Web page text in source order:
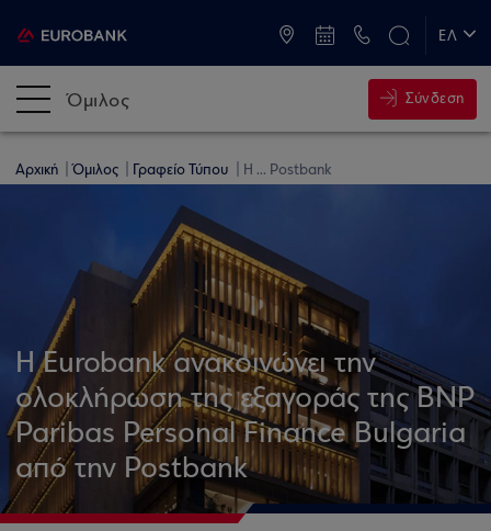
ΕΛ
Όμιλος Σύνδεση
Αρχική Όμιλος Γραφείο Τύπου Η ... Postbank
Η Eurobank ανακοινώνει την
ολοκλήρωση της εξαγοράς της BNP
Paribas Personal Finance Bulgaria
από την Postbank